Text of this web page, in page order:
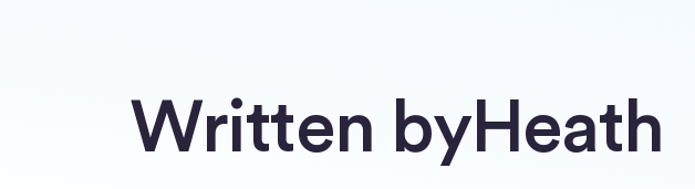
Written byHeath